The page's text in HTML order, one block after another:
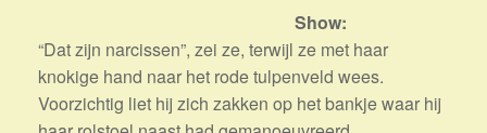
Show:
“Dat zijn narcissen”, zei ze, terwijl ze met haar
knokige hand naar het rode tulpenveld wees.
Voorzichtig liet hij zich zakken op het bankje waar hij